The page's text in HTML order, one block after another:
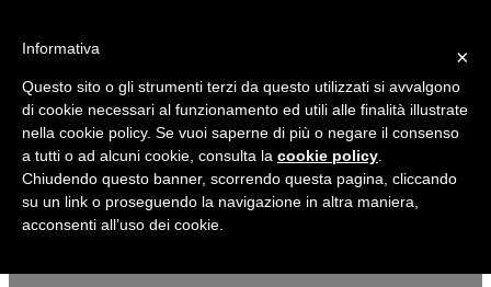
Navigazione principale
×
Informativa
Questo sito o gli strumenti terzi da questo utilizzati si avvalgono
di cookie necessari al funzionamento ed utili alle finalità illustrate
nella cookie policy. Se vuoi saperne di più o negare il consenso
a tutti o ad alcuni cookie, consulta la cookie policy
Chiudendo questo banner, scorrendo questa pagina, cliccando
su un link o proseguendo la navigazione in altra maniera,
acconsenti all’uso dei cookie.